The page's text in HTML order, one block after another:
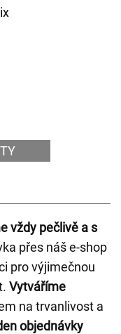
vždy pečlivě a s
přes náš e-shop
pro výjimečnou
Vytváříme
na trvanlivost a
objednávky